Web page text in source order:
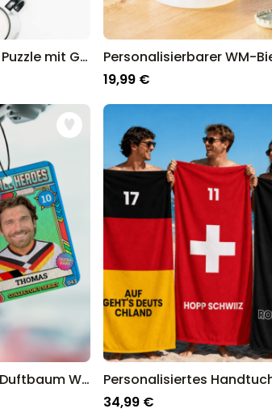
Personalisierbares Puzzle mit Gesicht
19,99 €
Personalisierbarer Duftbaum WM Sammelsticker mit Foto
34,99 €